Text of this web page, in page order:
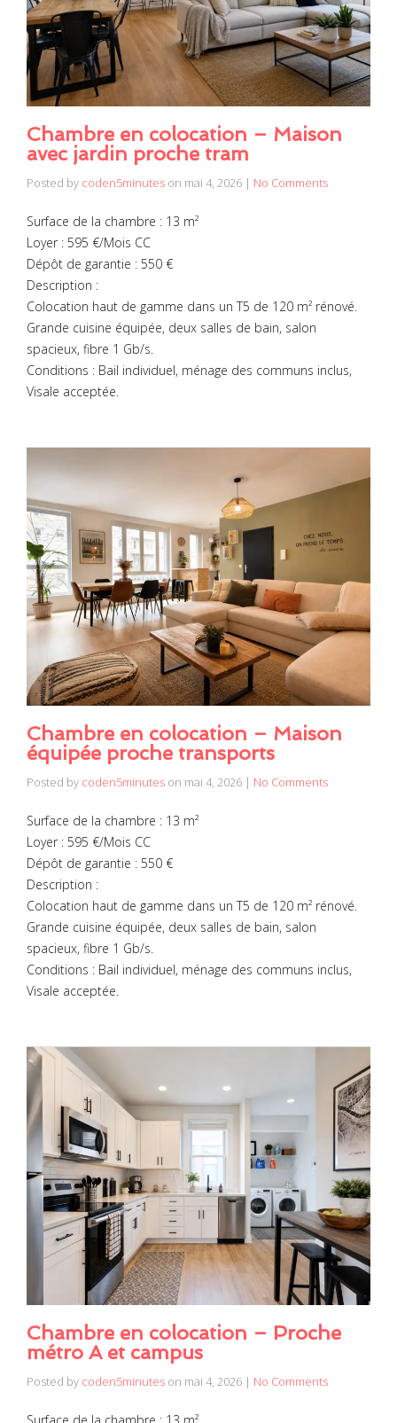
Chambre en colocation – Maison
avec jardin proche tram
Posted by coden5minutes on mai 4, 2026 | No Comments
Surface de la chambre : 13 m²
Loyer : 595 €/Mois CC
Dépôt de garantie : 550 €
Description :
Colocation haut de gamme dans un T5 de 120 m² rénové.
Grande cuisine équipée, deux salles de bain, salon
spacieux, fibre 1 Gb/s.
Conditions : Bail individuel, ménage des communs inclus,
Visale acceptée.
Chambre en colocation – Maison
équipée proche transports
Posted by coden5minutes on mai 4, 2026 | No Comments
Surface de la chambre : 13 m²
Loyer : 595 €/Mois CC
Dépôt de garantie : 550 €
Description :
Colocation haut de gamme dans un T5 de 120 m² rénové.
Grande cuisine équipée, deux salles de bain, salon
spacieux, fibre 1 Gb/s.
Conditions : Bail individuel, ménage des communs inclus,
Visale acceptée.
Chambre en colocation – Proche
métro A et campus
Posted by coden5minutes on mai 4, 2026 | No Comments